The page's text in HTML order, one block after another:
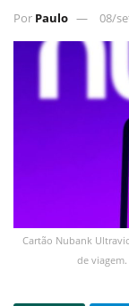
Por Paulo 08/
Cartão Nubank
de